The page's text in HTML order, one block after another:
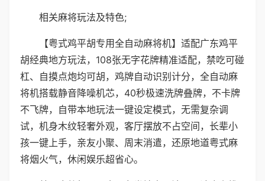
相关麻将玩法及特色;
【粤式鸡平胡专用全自动麻将机】适配广东鸡平
胡经典地方玩法，108张无字花牌精准适配，禁吃可碰
杠、自摸点炮均可胡，鸡牌自动识别计分，全自动麻
将机搭载静音降噪机芯，40秒极速洗牌叠牌，不卡牌
不飞牌，自带本地玩法一键设定模式，无需复杂调
试，机身木纹轻奢外观，客厅摆放不占空间，长辈小
孩一键上手，亲友小聚、周末消遣，还原地道粤式麻
将烟火气，休闲娱乐超省心。